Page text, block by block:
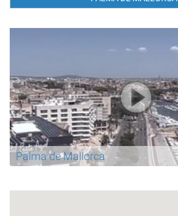
Palma de Mallorca